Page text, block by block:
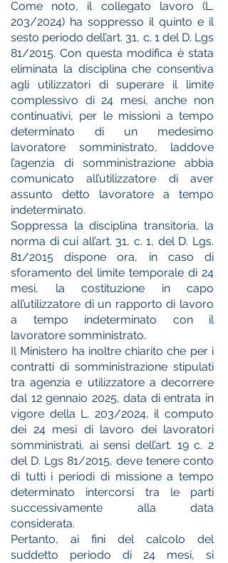
Come noto, il collegato lavoro (L.
203/2024) ha soppresso il quinto e il
sesto periodo dell’art. 31, c. 1 del D. Lgs
81/2015. Con questa modifica è stata
eliminata la disciplina che consentiva
agli utilizzatori di superare il limite
complessivo di 24 mesi, anche non
continuativi, per le missioni a tempo
determinato di un medesimo
lavoratore somministrato, laddove
l’agenzia di somministrazione abbia
comunicato all’utilizzatore di aver
assunto detto lavoratore a tempo
indeterminato.
Soppressa la disciplina transitoria, la
norma di cui all’art. 31, c. 1, del D. Lgs.
81/2015 dispone ora, in caso di
sforamento del limite temporale di 24
mesi, la costituzione in capo
all’utilizzatore di un rapporto di lavoro
a tempo indeterminato con il
lavoratore somministrato.
Il Ministero ha inoltre chiarito che per i
contratti di somministrazione stipulati
tra agenzia e utilizzatore a decorrere
dal 12 gennaio 2025, data di entrata in
vigore della L. 203/2024, il computo
dei 24 mesi di lavoro dei lavoratori
somministrati, ai sensi dell’art. 19 c. 2
del D. Lgs 81/2015, deve tenere conto
di tutti i periodi di missione a tempo
determinato intercorsi tra le parti
successivamente alla data
considerata.
Pertanto, ai fini del calcolo del
suddetto periodo di 24 mesi, si